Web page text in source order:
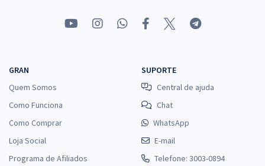
GRAN
Quem Somos
Como Funciona
Como Comprar
Loja Social
Programa de Afiliados
SUPORTE
Central de ajuda
Chat
WhatsApp
E-mail
Telefone: 3003-0894